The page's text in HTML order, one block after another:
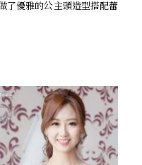
了優雅的公主頭造型搭配蕾